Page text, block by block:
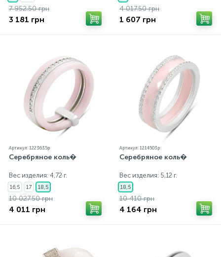
7 952.50 грн
3 181 грн
4 017.50 грн
1 607 грн
Артикул: 1223635p
Серебряное коль�
Вес изделия: 4,72 г.
16,5 17 18,5
10 027.50 грн
4 011 грн
Артикул: 1214503p
Серебряное коль�
Вес изделия: 5,12 г.
18,5
10 410 грн
4 164 грн